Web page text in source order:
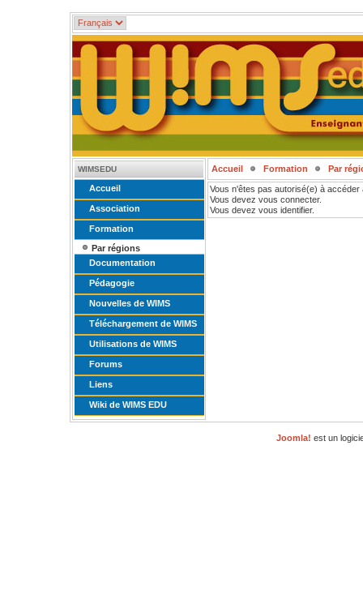
WIMSEDU
Accueil
Association
Formation
Par régions
Documentation
Pédagogie
Nouvelles de WIMS
Téléchargement de WIMS
Utilisations de WIMS
Forums
Liens
Wiki de WIMS EDU
Accueil Formation Par
Vous n'êtes pas autorisé(e) à
Vous devez vous connecter.
Vous devez vous identifier.
Joomla! est un